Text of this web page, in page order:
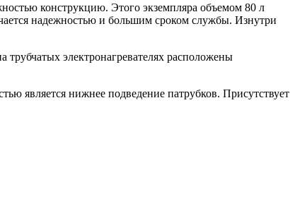
конструкцию. Этого экземпляра объемом 80 л
надежностью и большим сроком службы. Изнутри
электронагревателях расположены
является нижнее подведение патрубков. Присутствует